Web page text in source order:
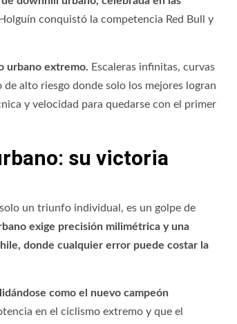
conquistó la competencia Red Bull y
urbano extremo. Escaleras infinitas, curvas
alto riesgo donde solo los mejores logran
y velocidad para quedarse con el primer
su victoria
un triunfo individual, es un golpe de
exige precisión milimétrica y una
donde cualquier error puede costar la
como el nuevo campeón
en el ciclismo extremo y que el